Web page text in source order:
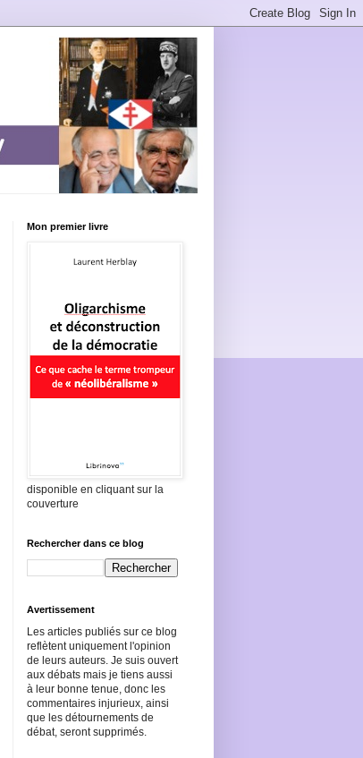
Mon premier livre
disponible en cliquant sur la
couverture
Rechercher dans ce blog
Avertissement
Les articles publiés sur ce blog
reflètent uniquement l'opinion
de leurs auteurs. Je suis ouvert
aux débats mais je tiens aussi
à leur bonne tenue, donc les
commentaires injurieux, ainsi
que les détournements de
débat, seront supprimés.